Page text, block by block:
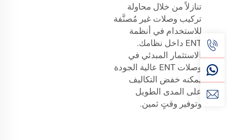
تنازلاً من خلال محاولة
تركيب وصلات غير مُصنَّفة
للاستخدام في أنظمة
ENT داخل نظامك.
الاستثمار المبدئي في
وصلات ENT عالية الجودة
يمكنه خفض التكاليف
على المدى الطويل
وتوفير وقتٍ ثمين.